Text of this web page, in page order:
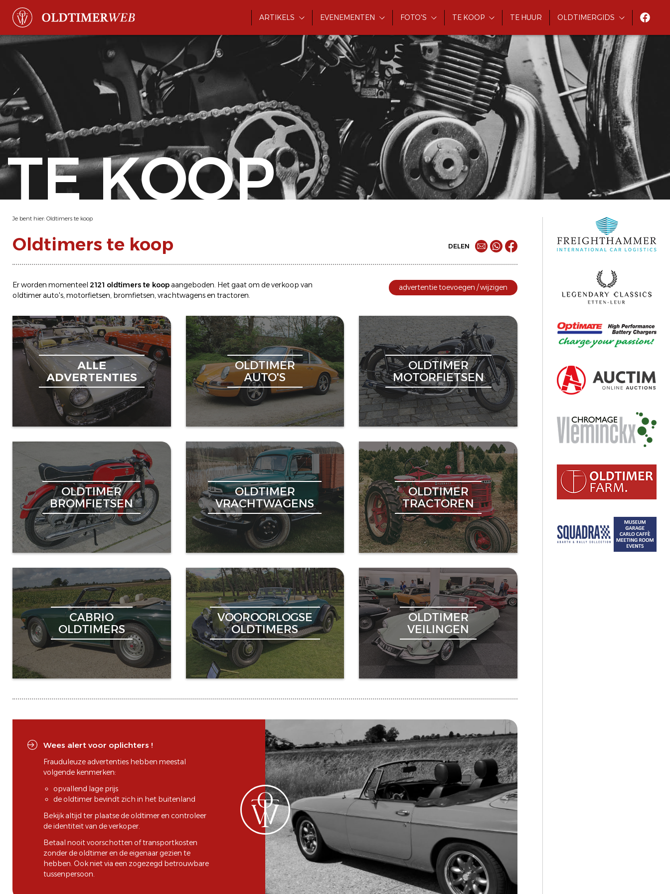
ARTIKELS EVENEMENTEN FOTO'S TE KOOP TE HUUR OLDTIMERGIDS
TE KOOP
Je bent hier: Oldtimers te koop
Oldtimers te koop DELEN
Er worden momenteel 2121 oldtimers te koopaangeboden. Het gaat om deverkoop van
oldtimerauto's,motorfietsen, bromfietsen,vrachtwagens en tractoren.
advertentie toevoegen / wijzigen
ALLE
ADVERTENTIES
OLDTIMER
AUTO'S
OLDTIMER
MOTORFIETSEN
OLDTIMER
BROMFIETSEN
OLDTIMER
VRACHTWAGENS
OLDTIMER
TRACTOREN
CABRIO
OLDTIMERS
VOOROORLOGSE
OLDTIMERS
OLDTIMER
VEILINGEN
Wees alert voor oplichters !
Frauduleuze advertenties hebben meestal
volgende kenmerken:
opvallend lage prijs
de oldtimer bevindt zich in het buitenland
Bekijk altijd ter plaatse de oldtimer en controleer
de identiteit van de verkoper.
Betaal nooit voorschotten of transportkosten
zonder de oldtimer en de eigenaar gezien te
hebben. Ook niet via een zogezegd betrouwbare
tussenpersoon.